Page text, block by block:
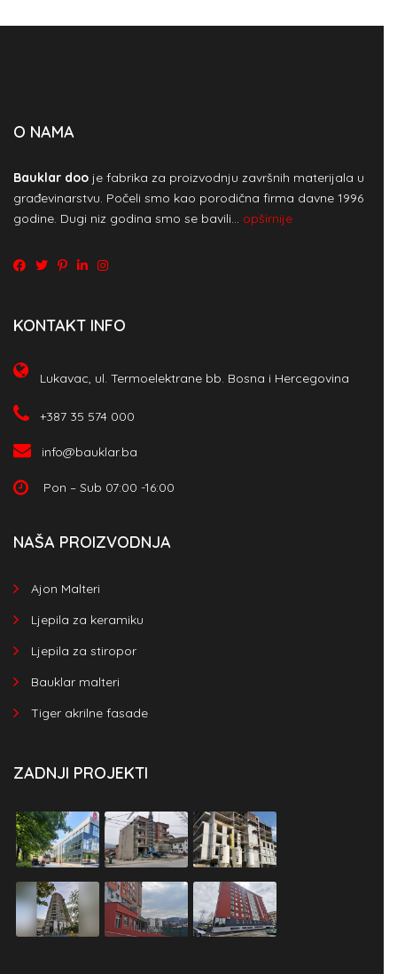
O NAMA
Bauklar doo je fabrika za proizvodnju završnih materijala u
građevinarstvu. Počeli smo kao porodična firma davne 1996
godine. Dugi niz godina smo se bavili… opširnije
KONTAKT INFO
Lukavac, ul. Termoelektrane bb. Bosna i Hercegovina
+387 35 574 000
info@bauklar.ba
Pon – Sub 07:00 -16:00
NAŠA PROIZVODNJA
Ajon Malteri
Ljepila za keramiku
Ljepila za stiropor
Bauklar malteri
Tiger akrilne fasade
ZADNJI PROJEKTI